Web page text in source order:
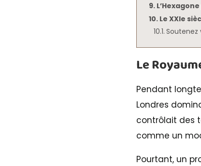
Le XXIe
Le
Pendant
Londres
contrôlait des
comme un
Pourtant, un